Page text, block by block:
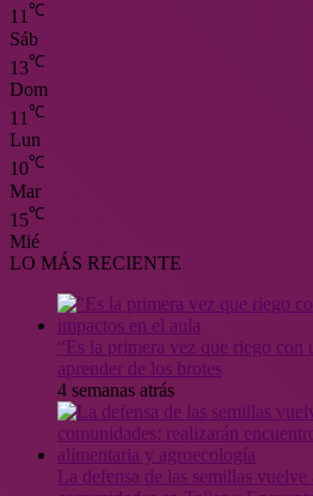
11℃
Sáb
13℃
Dom
11 ℃
Lun
10℃
Mar
15℃
Mié
LO MÁS RECIENTE
“Es la primera vez que riego con
aprender de los brotes
4 semanas atrás
La defensa de las semillas vuelve